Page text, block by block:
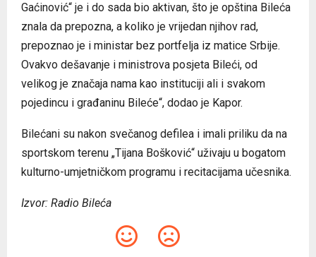
Gaćinović“ je i do sada bio aktivan, što je opština Bileća
znala da prepozna, a koliko je vrijedan njihov rad,
prepoznao je i ministar bez portfelja iz matice Srbije.
Ovakvo dešavanje i ministrova posjeta Bileći, od
velikog je značaja nama kao instituciji ali i svakom
pojedincu i građaninu Bileće“, dodao je Kapor.
Bilećani su nakon svečanog defilea i imali priliku da na
sportskom terenu „Tijana Bošković“ uživaju u bogatom
kulturno-umjetničkom programu i recitacijama učesnika.
Izvor: Radio Bileća